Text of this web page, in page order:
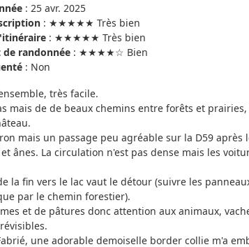
: 25 avr. 2025
: ★★★★★ Très bien
: ★★★★★ Très bien
randonnée: ★★★★☆ Bien
: Non
très facile.
mais de de beaux chemins entre forêts et
mais un passage peu agréable sur la D59 après
ânes. La circulation n'est pas dense mais les
la fin vers le lac vaut le détour (suivre les
par le chemin forestier).
et de pâtures donc attention aux animaux,
une adorable demoiselle border collie m'a